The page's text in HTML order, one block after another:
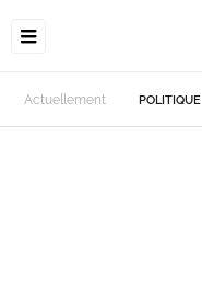
Actuellement POLITIQUE